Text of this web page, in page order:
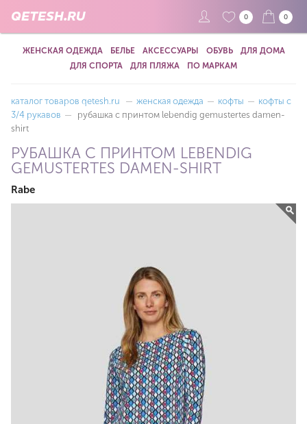
QETESH.RU 0 0
ЖЕНСКАЯ ОДЕЖДА БЕЛЬЕ АКСЕССУАРЫ ОБУВЬ
ДЛЯ ДОМА
ДЛЯ СПОРТА
ДЛЯ ПЛЯЖА ПО МАРКАМ
каталог товаров qetesh.ru — женская одежда — кофты — кофты с
3/4 рукавов —
рубашка с принтом lebendig gemustertes damen-
shirt
РУБАШКА С ПРИНТОМ LEBENDIG
GEMUSTERTES DAMEN-SHIRT
Rabe